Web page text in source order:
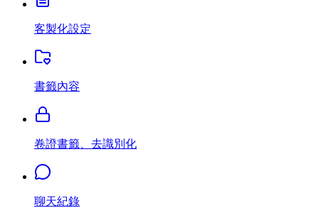
客製化設定
書籤內容
卷證書籤、去識別化
聊天紀錄